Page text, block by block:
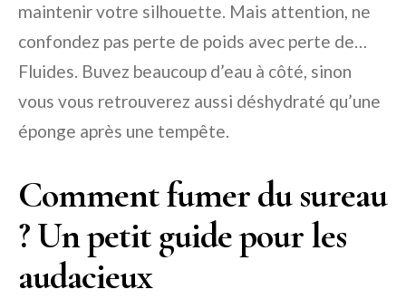
maintenir votre silhouette. Mais attention, ne
confondez pas perte de poids avec perte de…
Fluides. Buvez beaucoup d’eau à côté, sinon
vous vous retrouverez aussi déshydraté qu’une
éponge après une tempête.
Comment fumer du sureau
? Un petit guide pour les
audacieux